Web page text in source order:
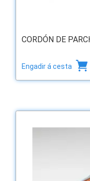
CORDÓN DE
Engadir á cesta